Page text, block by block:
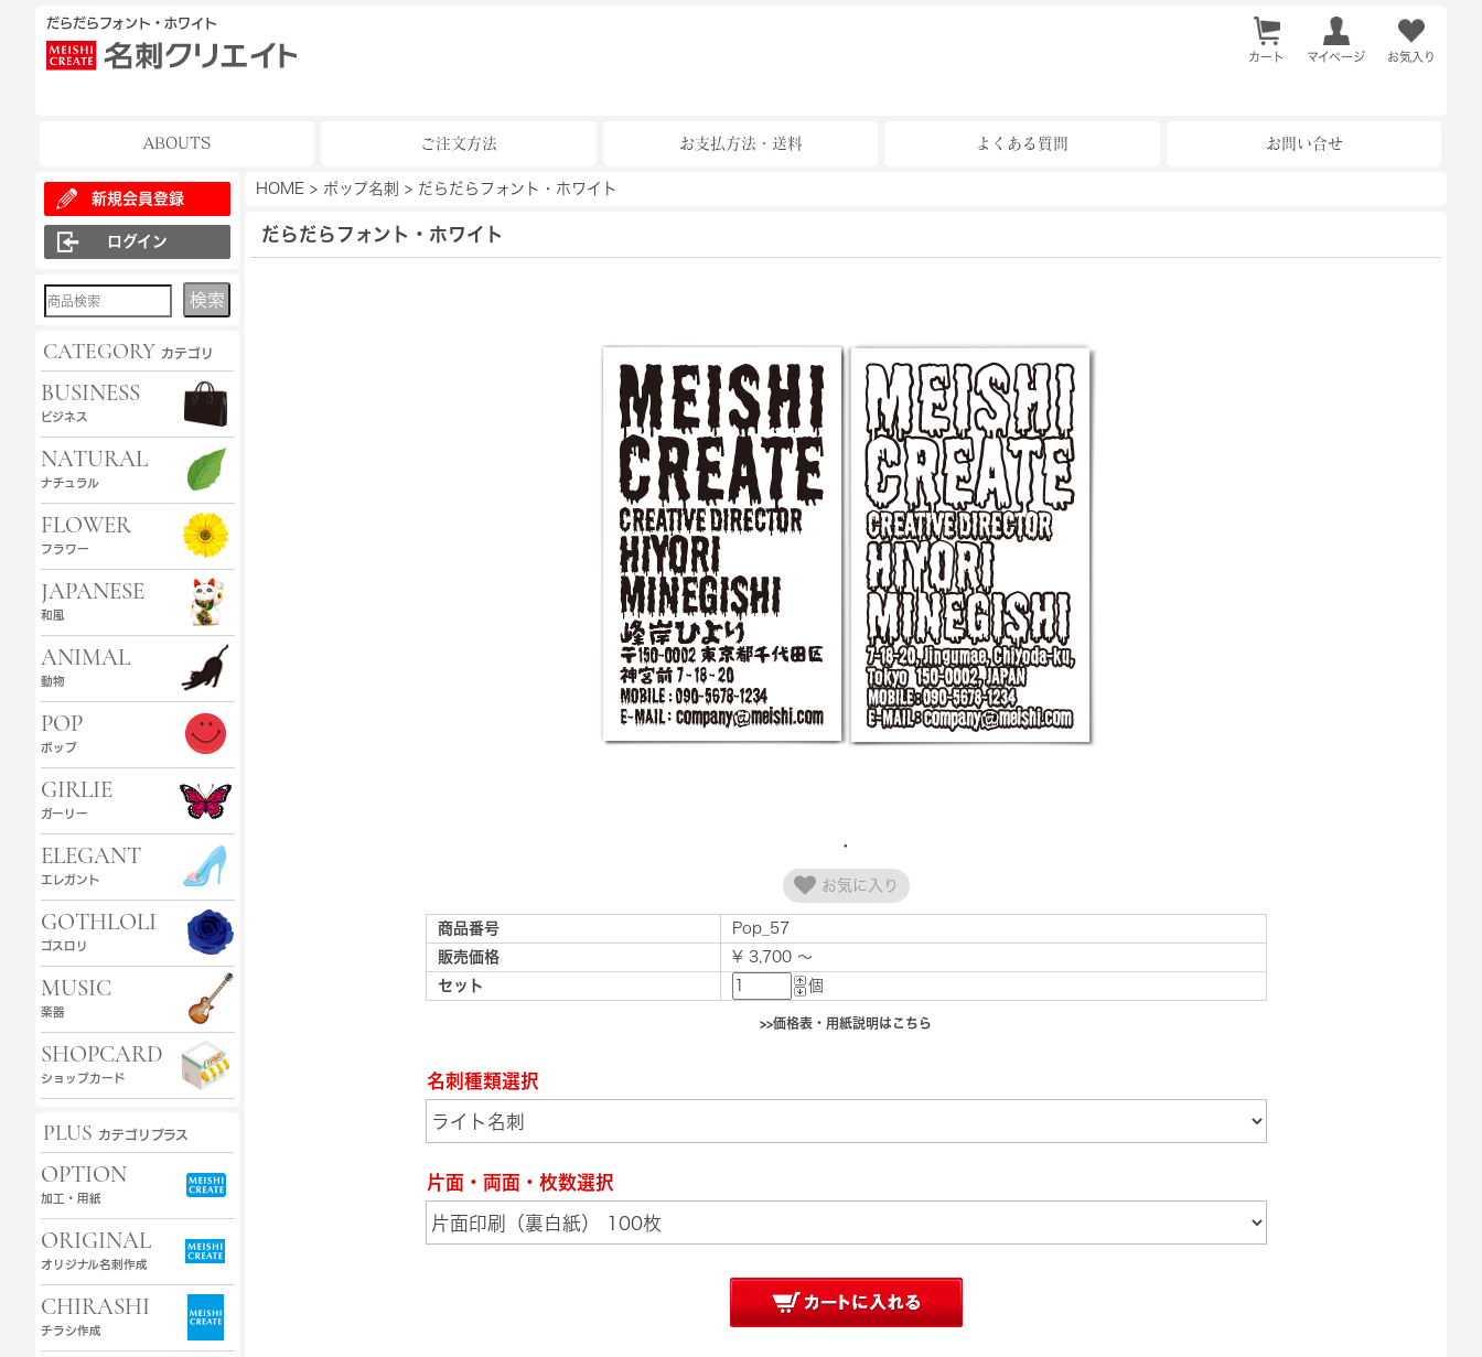
お気入り
マイページ
カート
だらだらフォント・ホワイト
ABOUTS ご注文方法 お支払方法・送料 よくある質問 お問い合せ
新規会員登録
ログイン
検索
CATEGORY カテゴリ
BUSINESS
ビジネス
NATURAL
ナチュラル
FLOWER
フラワー
JAPANESE
和風
ANIMAL
動物
POP
ポップ
GIRLIE
ガーリー
ELEGANT
エレガント
GOTHLOLI
ゴスロリ
MUSIC
楽器
SHOPCARD
ショップカード
PLUS カテゴリプラス
OPTION
加工・用紙
ORIGINAL
オリジナル名刺作成
CHIRASHI
チラシ作成
HOME > ポップ名刺 > だらだらフォント・ホワイト
だらだらフォント・ホワイト
お気に入り
商品番号
Pop_57
販売価格
¥ 3,700 ～
セット
個
>>価格表・用紙説明はこちら
名刺種類選択
片面・両面・枚数選択